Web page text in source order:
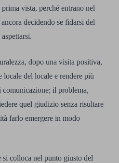
vista, perché entrano nel
decidendo se fidarsi del
dopo una visita positiva,
del locale e rendere più
il problema,
quel giudizio senza risultare
farlo emergere in modo
colloca nel punto giusto del